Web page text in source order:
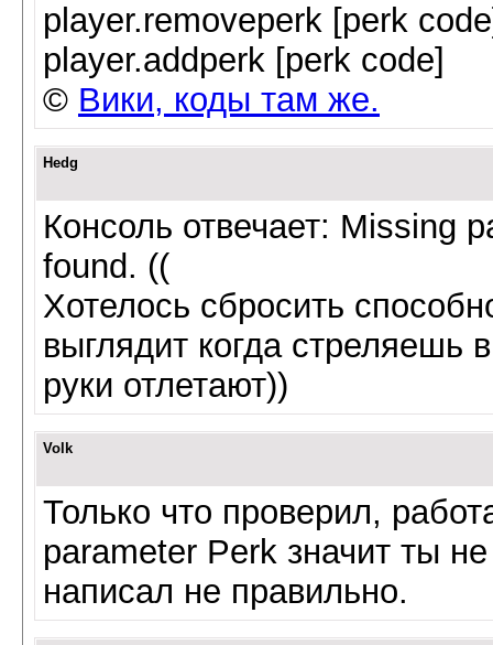
player.removeperk [perk
player.addperk [perk code]
© Вики, коды там же.
Hedg
Консоль отвечает: Missing
found. ((
Хотелось сбросить
выглядит когда стреляешь
руки отлетают))
Volk
Только что проверил,
parameter Perk значит ты
написал не правильно.